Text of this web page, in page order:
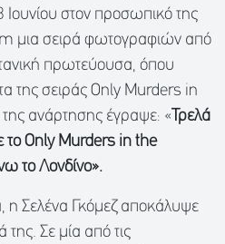
Ιουνίου στον προσωπικό της
μια σειρά φωτογραφιών από
πρωτεύουσα, όπου
της σειράς Only Murders in
ανάρτησης έγραψε: « Τρελά
το Only Murders in the
το Λονδίνο».
η Σελένα Γκόμεζ αποκάλυψε
της. Σε μία από τις